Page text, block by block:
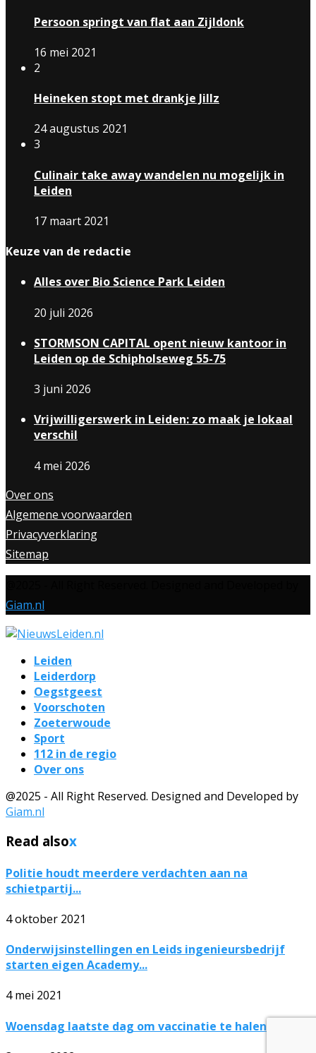
Persoon springt van flat aan Zijldonk
16 mei 2021
2
Heineken stopt met drankje Jillz
24 augustus 2021
3
Culinair take away wandelen nu mogelijk in
Leiden
17 maart 2021
Keuze van de redactie
Alles over Bio Science Park Leiden
20 juli 2026
STORMSON CAPITAL opent nieuw kantoor in
Leiden op de Schipholseweg 55-75
3 juni 2026
Vrijwilligerswerk in Leiden: zo maak je lokaal
verschil
4 mei 2026
Over ons
Algemene voorwaarden
Privacyverklaring
Sitemap
Giam.nl
Leiden
Leiderdorp
Oegstgeest
Voorschoten
Zoeterwoude
Sport
112 in de regio
Over ons
@2025 - All Right Reserved. Designed and Developed by
Giam.nl
Read alsox
Politie houdt meerdere verdachten aan na
schietpartij...
4 oktober 2021
Onderwijsinstellingen en Leids ingenieursbedrijf
starten eigen Academy...
4 mei 2021
Woensdag laatste dag om vaccinatie te halen...